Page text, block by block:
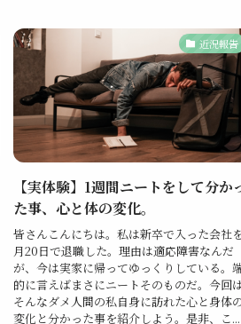
近況報告
【実体験】1週間ニートをして分か
た事、心と体の変化。
皆さんこんにちは。私は新卒で入った会社
月20日で退職した。理由は適応障害なんだ
が、今は実家に帰ってゆっくりしている。
的に言えばまさにニートそのものだ。今回
そんなダメ人間の私自身に訪れた心と身体
変化と分かった事を紹介しよう。是非、こ...